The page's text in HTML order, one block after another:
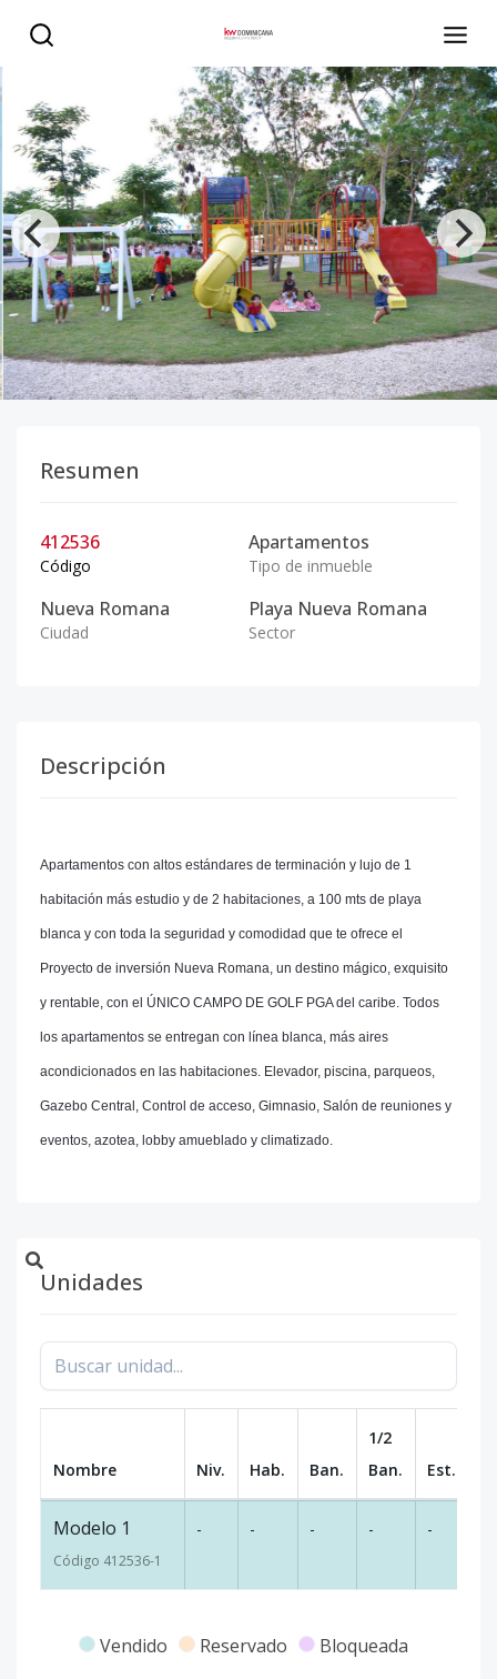
Resumen
412536
Código
Apartamentos
Tipo de inmueble
Nueva Romana
Ciudad
Playa Nueva Romana
Sector
Descripción
Apartamentos con altos estándares de terminación y lujo de 1
habitación más estudio y de 2 habitaciones, a 100 mts de playa
blanca y con toda la seguridad y comodidad que te ofrece el
Proyecto de inversión Nueva Romana, un destino mágico, exquisito
y rentable, con el ÚNICO CAMPO DE GOLF PGA del caribe. Todos
los apartamentos se entregan con línea blanca, más aires
acondicionados en las habitaciones. Elevador, piscina, parqueos,
Gazebo Central, Control de acceso, Gimnasio, Salón de reuniones y
eventos, azotea, lobby amueblado y climatizado.
Unidades
Nombre Niv. Hab. Ban.
1/2
Ban.
Est.
Modelo 1
Código 412536-1
- - - - -
Vendido Reservado Bloqueada